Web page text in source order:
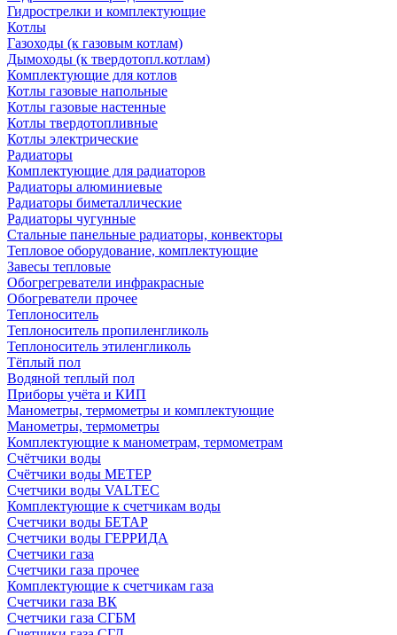
Гидрострелки и комплектующие
Котлы
Газоходы (к газовым котлам)
Дымоходы (к твердотопл.котлам)
Комплектующие для котлов
Котлы газовые напольные
Котлы газовые настенные
Котлы твердотопливные
Котлы электрические
Радиаторы
Комплектующие для радиаторов
Радиаторы алюминиевые
Радиаторы биметаллические
Радиаторы чугунные
Стальные панельные радиаторы, конвекторы
Тепловое оборудование, комплектующие
Завесы тепловые
Обогрегреватели инфракрасные
Обогреватели прочее
Теплоноситель
Теплоноситель пропиленгликоль
Теплоноситель этиленгликоль
Тёплый пол
Водяной теплый пол
Приборы учёта и КИП
Манометры, термометры и комплектующие
Манометры, термометры
Комплектующие к манометрам, термометрам
Счётчики воды
Счётчики воды МЕТЕР
Счетчики воды VALTEC
Комплектующие к счетчикам воды
Счетчики воды БЕТАР
Счетчики воды ГЕРРИДА
Счетчики газа
Счетчики газа прочее
Комплектующие к счетчикам газа
Счетчики газа ВК
Счетчики газа СГБМ